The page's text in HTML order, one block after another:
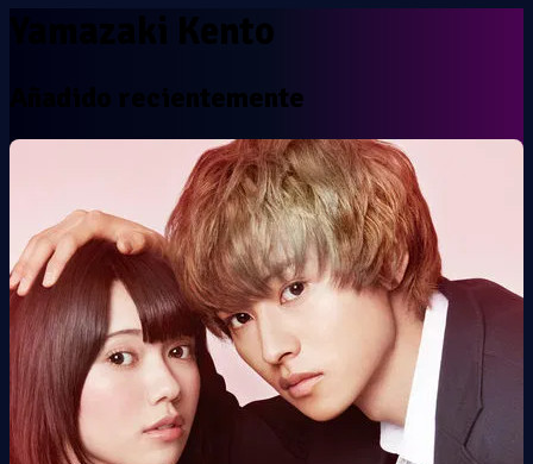
Yamazaki Kento
Añadido recientemente